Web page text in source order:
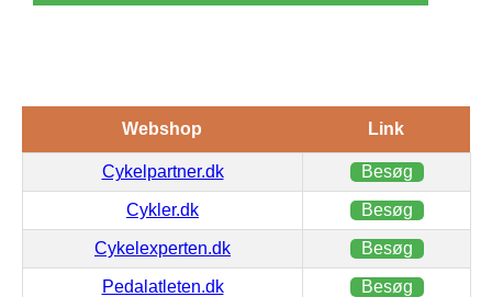
Webshop Link
Cykelpartner.dk Besøg
Cykler.dk Besøg
Cykelexperten.dk Besøg
Pedalatleten.dk Besøg